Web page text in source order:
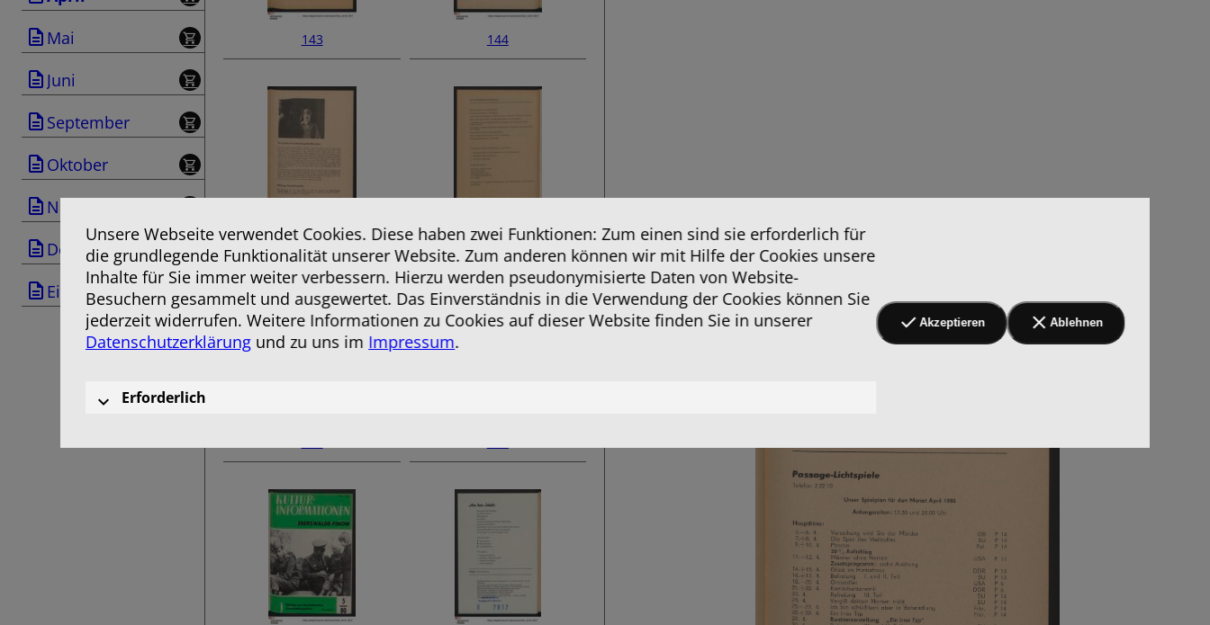
Mai
Juni
September
Oktober
November
Dezember
Einband
143 144
145 146
Unsere Webseite verwendet Cookies. Diese haben zwei Funktionen: Zum einen sind sie erforderlich für
die grundlegende Funktionalität unserer Website. Zum anderen können wir mit Hilfe der Cookies unsere
Inhalte für Sie immer weiter verbessern. Hierzu werden pseudonymisierte Daten von Website-
Besuchern gesammelt und ausgewertet. Das Einverständnis in die Verwendung der Cookies können Sie
jederzeit widerrufen. Weitere Informationen zu Cookies auf dieser Website finden Sie in unserer
Datenschutzerklärung und zu uns im Impressum.
Erforderlich
Akzeptieren Ablehnen